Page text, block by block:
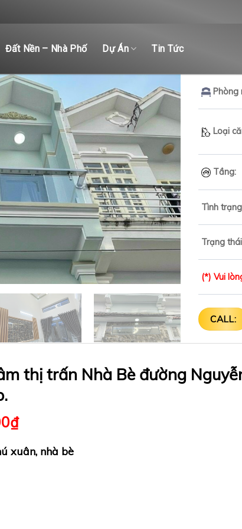
Đất Nền – Nhà Phố Dự Án Tin Tức
Phòng
Loại
Tầng:
Tình
Trạng
(*) Vui
CALL:
thị trấn Nhà Bè đường
₫
xuân, nhà bè